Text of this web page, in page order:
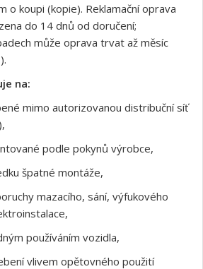
o koupi (kopie). Reklamační oprava
do 14 dnů od doručení;
může oprava trvat až měsíc
na:
mimo autorizovanou distribuční síť
podle pokynů výrobce,
špatné montáže,
mazacího, sání, výfukového
používáním vozidla,
vlivem opětovného použití